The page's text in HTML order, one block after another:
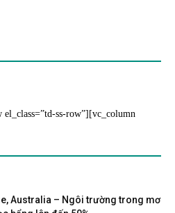
ss-row”][vc_column
TEST – Sự lựa chọn mới
và TOEFL
Australia – Ngôi trường trong mơ